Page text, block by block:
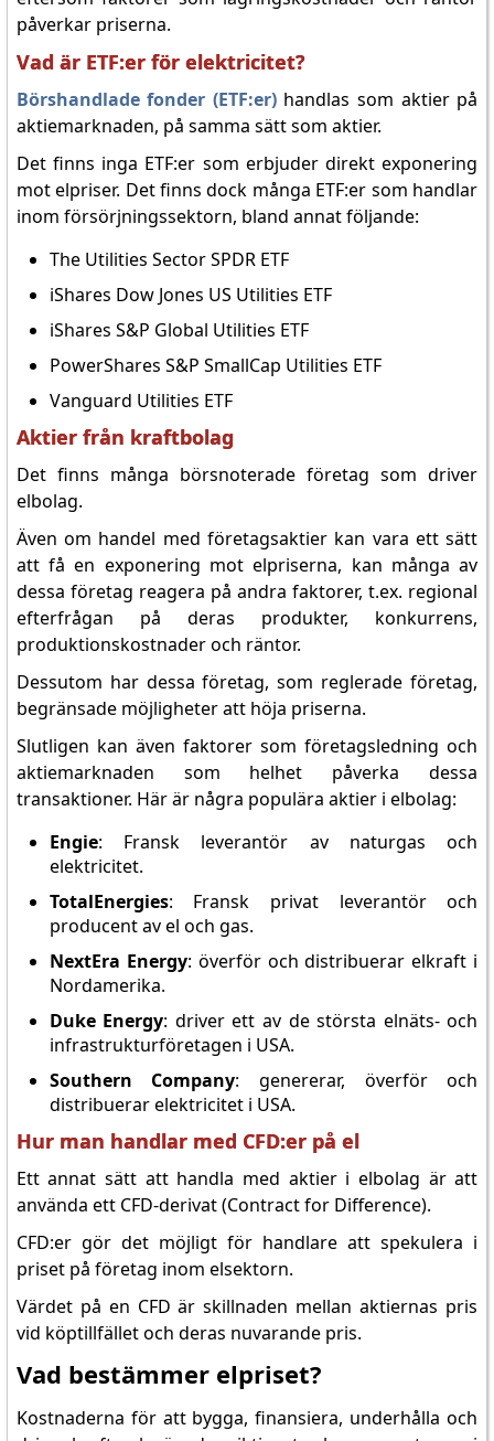
påverkar priserna.
Vad är ETF:er för elektricitet?
Börshandlade fonder (ETF:er)handlas som aktier på
aktiemarknaden, på samma sätt som aktier.
Det finns inga ETF:er som erbjuder direkt exponering
mot elpriser. Det finns dock många ETF:er som handlar
inom försörjningssektorn, bland annat följande:
The Utilities Sector SPDR ETF
iShares Dow Jones US Utilities ETF
iShares S&P Global Utilities ETF
PowerShares S&P SmallCap Utilities ETF
Vanguard Utilities ETF
Aktier från kraftbolag
Det finns många börsnoterade företag som driver
elbolag.
Även om handel med företagsaktier kan vara ett sätt
att få en exponering mot elpriserna, kan många av
dessa företag reagera på andra faktorer, t.ex. regional
efterfrågan på deras produkter, konkurrens,
produktionskostnader och räntor.
Dessutom har dessa företag, som reglerade företag,
begränsade möjligheter att höja priserna.
Slutligen kan även faktorer som företagsledning och
aktiemarknaden som helhet påverka dessa
transaktioner. Här är några populära aktier i elbolag:
Engie: Fransk leverantör av naturgas och
elektricitet.
TotalEnergies: Fransk privat leverantör och
producent av el och gas.
NextEra Energy: överför och distribuerar elkraft i
Nordamerika.
Duke Energy: driver ett av de största elnäts- och
infrastrukturföretagen i USA.
Southern Company: genererar, överför och
distribuerar elektricitet i USA.
Hur man handlar med CFD:er på el
Ett annat sätt att handla med aktier i elbolag är att
använda ett CFD-derivat (Contract for Difference).
CFD:er gör det möjligt för handlare att spekulera i
priset på företag inom elsektorn.
Värdet på en CFD är skillnaden mellan aktiernas pris
vid köptillfället och deras nuvarande pris.
Vad bestämmer elpriset?
Kostnaderna för att bygga, finansiera, underhålla och